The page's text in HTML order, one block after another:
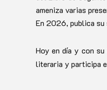
ameniza varias
En 2026, publica su
Hoy en día y con
literaria y participa